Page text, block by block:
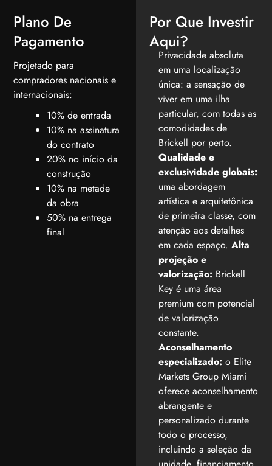
Plano De
Pagamento
Projetado para
compradores nacionais e
internacionais:
10% de entrada
10% na assinatura
do contrato
20% no início da
construção
10% na metade
da obra
50% na entrega
final
Por Que Investir
Aqui?
Privacidade absoluta
em uma localização
única: a sensação de
viver em uma ilha
particular, com todas as
comodidades de
Brickell por perto.
Qualidade e
exclusividade globais:
uma abordagem
artística e arquitetônica
de primeira classe, com
atenção aos detalhes
em cada espaço.Alta
projeção e
valorização: Brickell
Key é uma área
premium com potencial
de valorização
constante.
Aconselhamento
especializado: o Elite
Markets Group Miami
oferece aconselhamento
abrangente e
personalizado durante
todo o processo,
incluindo a seleção da